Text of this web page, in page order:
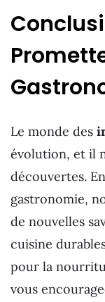
Le monde des
évolution, et il
découvertes.
gastronomie,
de nouvelles
cuisine
pour la
vous